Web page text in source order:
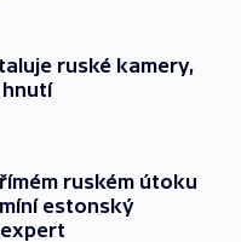
ruské kamery,
ruském útoku
estonský